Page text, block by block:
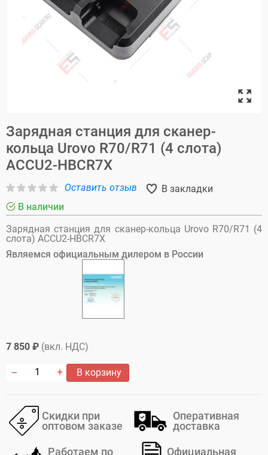
Зарядная станция для сканер-
кольца Urovo R70/R71 (4 слота)
ACCU2-HBCR7X
Оставить отзыв
В закладки
В наличии
Зарядная станция для сканер-кольца Urovo R70/R71 (4
слота) ACCU2-HBCR7X
Являемся официальным дилером в России
7 850 ₽ (вкл. НДС)
В корзину
Скидки при
оптовом заказе
Оперативная
доставка
Работаем по
Официальная